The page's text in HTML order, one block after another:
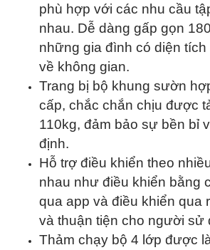
phù hợp với các nhu cầu
nhau. Dễ dàng gấp gọn
những gia đình có diện
về không gian.
Trang bị bộ khung sườn
cấp, chắc chắn chịu được
110kg, đảm bảo sự bền bỉ
định.
Hỗ trợ điều khiển theo
nhau như điều khiển bằng
qua app và điều khiển qua
và thuận tiện cho người sử
Thảm chạy bộ 4 lớp được